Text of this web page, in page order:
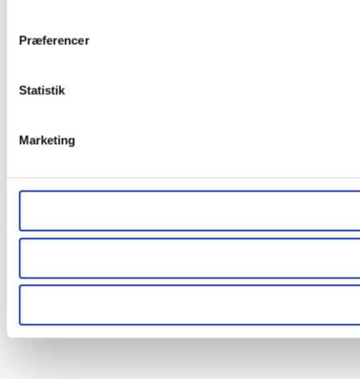
Præferencer
Statistik
Marketing